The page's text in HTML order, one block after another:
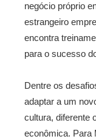
negócio próprio
estrangeiro
encontra
para o sucesso
Dentre os
adaptar a um
cultura, diferente
econômica. Para